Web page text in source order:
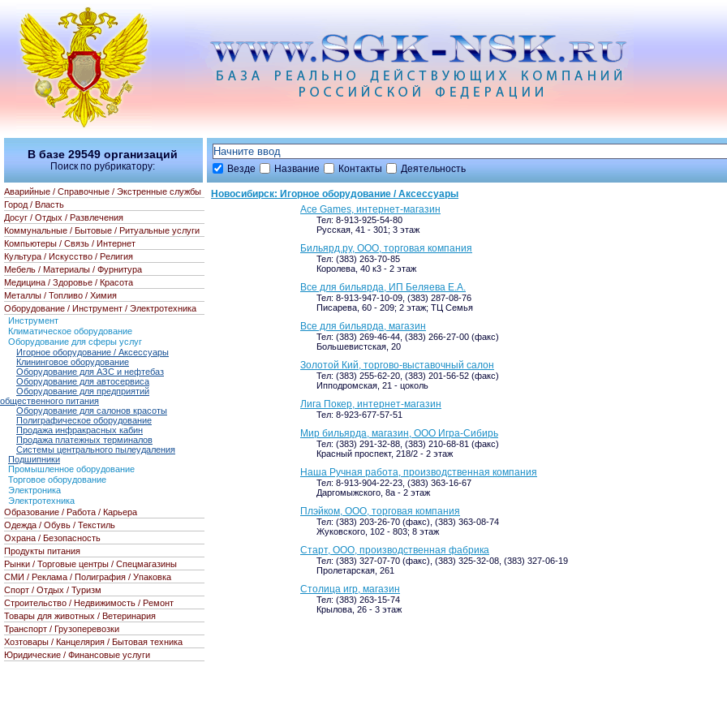
Везде Название Контакты Деятельность
Новосибирск: Игорное оборудование / Аксессуары
Ace Games, интернет-магазин
Тел: 8-913-925-54-80
Русская, 41 - 301; 3 этаж
Бильярд.ру, ООО, торговая компания
Тел: (383) 263-70-85
Королева, 40 к3 - 2 этаж
Все для бильярда, ИП Беляева Е.А.
Тел: 8-913-947-10-09, (383) 287-08-76
Писарева, 60 - 209; 2 этаж; ТЦ Семья
Все для бильярда, магазин
Тел: (383) 269-46-44, (383) 266-27-00 (факс)
Большевистская, 20
Золотой Кий, торгово-выставочный салон
Тел: (383) 255-62-20, (383) 201-56-52 (факс)
Ипподромская, 21 - цоколь
Лига Покер, интернет-магазин
Тел: 8-923-677-57-51
Мир бильярда, магазин, ООО Игра-Сибирь
Тел: (383) 291-32-88, (383) 210-68-81 (факс)
Красный проспект, 218/2 - 2 этаж
Наша Ручная работа, производственная компания
Тел: 8-913-904-22-23, (383) 363-16-67
Даргомыжского, 8а - 2 этаж
Плэйком, ООО, торговая компания
Тел: (383) 203-26-70 (факс), (383) 363-08-74
Жуковского, 102 - 803; 8 этаж
Старт, ООО, производственная фабрика
Тел: (383) 327-07-70 (факс), (383) 325-32-08, (383) 327-06-19
Пролетарская, 261
Столица игр, магазин
Тел: (383) 263-15-74
Крылова, 26 - 3 этаж
В базе 29549 организаций
Поиск по рубрикатору:
Аварийные / Справочные / Экстренные службы
Город / Власть
Досуг / Отдых / Развлечения
Коммунальные / Бытовые / Ритуальные услуги
Компьютеры / Связь / Интернет
Культура / Искусство / Религия
Мебель / Материалы / Фурнитура
Медицина / Здоровье / Красота
Металлы / Топливо / Химия
Оборудование / Инструмент / Электротехника
Инструмент
Климатическое оборудование
Оборудование для сферы услуг
Игорное оборудование / Аксессуары
Клининговое оборудование
Оборудование для АЗС и нефтебаз
Оборудование для автосервиса
Оборудование для предприятий
общественного питания
Оборудование для салонов красоты
Полиграфическое оборудование
Продажа инфракрасных кабин
Продажа платежных терминалов
Системы центрального пылеудаления
Подшипники
Промышленное оборудование
Торговое оборудование
Электроника
Электротехника
Образование / Работа / Карьера
Одежда / Обувь / Текстиль
Охрана / Безопасность
Продукты питания
Рынки / Торговые центры / Спецмагазины
СМИ / Реклама / Полиграфия / Упаковка
Спорт / Отдых / Туризм
Строительство / Недвижимость / Ремонт
Товары для животных / Ветеринария
Транспорт / Грузоперевозки
Хозтовары / Канцелярия / Бытовая техника
Юридические / Финансовые услуги